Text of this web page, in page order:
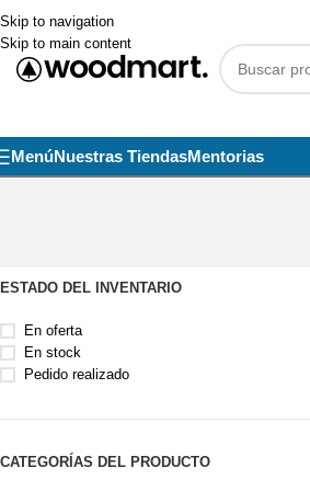
Skip to navigation
Skip to main content
MenúNuestras TiendasMentorias
ESTADO DEL INVENTARIO
En oferta
En stock
Pedido realizado
CATEGORÍAS DEL PRODUCTO